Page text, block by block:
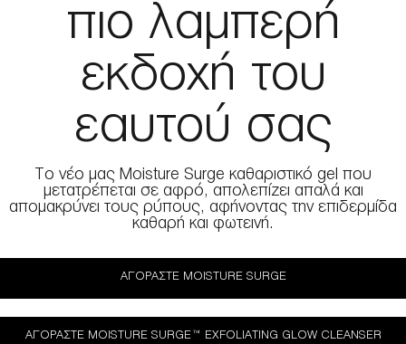
πιο λαμπερή
εκδοχή του
εαυτού σας
To νέο μας Moisture Surge καθαριστικό gel που
μετατρέπεται σε αφρό, απολεπίζει απαλά και
απομακρύνει τους ρύπους, αφήνοντας την επιδερμίδα
καθαρή και φωτεινή.
ΑΓΟΡΆΣΤΕ MOISTURE SURGE
ΑΓΟΡΆΣΤΕ MOISTURE SURGE™ EXFOLIATING GLOW CLEANSER